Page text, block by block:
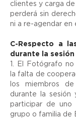
clientes y carga
perderá sin
ni a re-agendar en
C-Respecto a
durante la
1. El Fotógrafo
la falta de
los miembros
durante la
participar de uno
grupo o familia de